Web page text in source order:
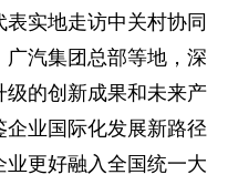
实地走访中关村协同
汽集团总部等地，深
级的创新成果和未来产
业国际化发展新路径
更好融入全国统一大